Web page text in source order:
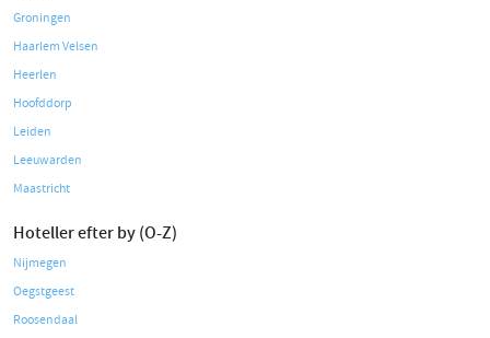
Groningen
Haarlem Velsen
Heerlen
Hoofddorp
Leiden
Leeuwarden
Maastricht
Hoteller efter by (O-Z)
Nijmegen
Oegstgeest
Roosendaal